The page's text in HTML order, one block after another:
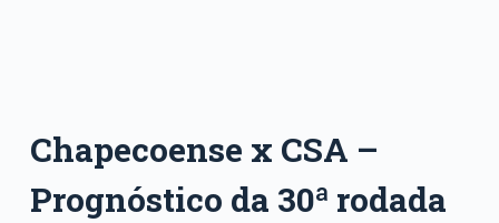
Chapecoense x CSA –
Prognóstico da 30ª rodada